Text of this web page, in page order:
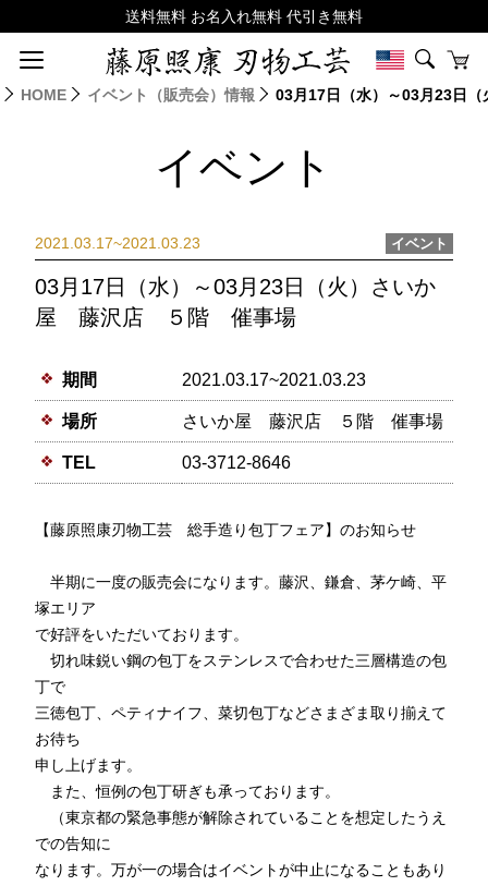
HOME イベント（販売会）情報 03月17日（水）～03月23
イベント
2021.03.17~2021.03.23 イベント
03月17日（水）～03月23日（火）さいか
屋 藤沢店 ５階 催事場
期間 2021.03.17~2021.03.23
場所 さいか屋 藤沢店 ５階 催事場
TEL 03-3712-8646
【藤原照康刃物工芸 総手造り包丁フェア】のお知らせ
半期に一度の販売会になります。藤沢、鎌倉、茅ケ崎、平
塚エリア
で好評をいただいております。
切れ味鋭い鋼の包丁をステンレスで合わせた三層構造の包
丁で
三徳包丁、ペティナイフ、菜切包丁などさまざま取り揃えて
お待ち
申し上げます。
また、恒例の包丁研ぎも承っております。
（東京都の緊急事態が解除されていることを想定したうえ
での告知に
なります。万が一の場合はイベントが中止になることもあり